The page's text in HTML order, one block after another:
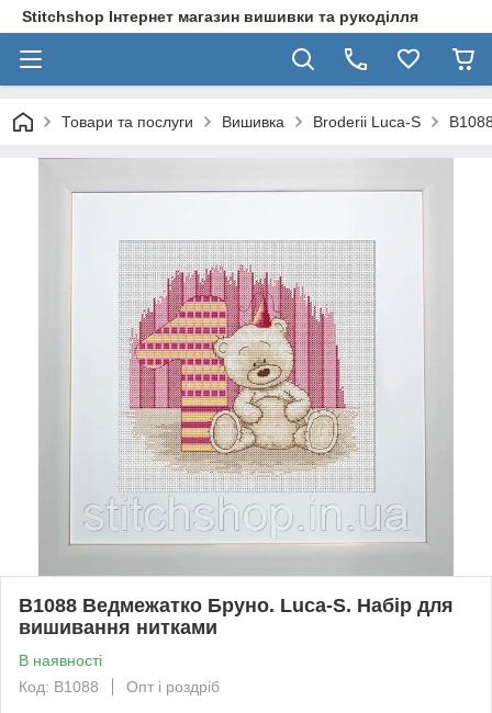
Stitchshop Інтернет магазин вишивки та рукоділля
Товари та послуги Вишивка Broderii Luca-S
B1088 Ведмежатко Бруно. Luca-S. Набір для
вишивання нитками
В наявності
Код: B1088
Опт і роздріб